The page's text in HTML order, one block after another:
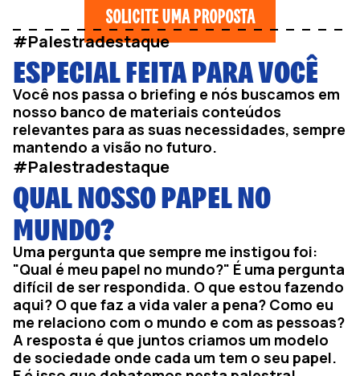
SOLICITE UMA PROPOSTA
#Palestradestaque
ESPECIAL FEITA PARA VOCÊ
Você nos passa o briefing e nós buscamos em
nosso banco de materiais conteúdos
relevantes para as suas necessidades, sempre
mantendo a visão no futuro.
#Palestradestaque
QUAL NOSSO PAPEL NO
MUNDO?
Uma pergunta que sempre me instigou foi:
"Qual é meu papel no mundo?" É uma pergunta
difícil de ser respondida. O que estou fazendo
aqui? O que faz a vida valer a pena? Como eu
me relaciono com o mundo e com as pessoas?
A resposta é que juntos criamos um modelo
de sociedade onde cada um tem o seu papel.